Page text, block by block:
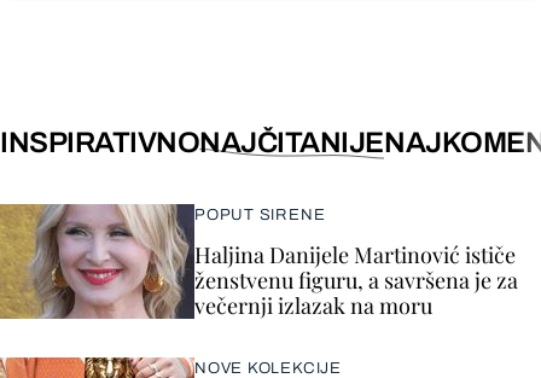
INSPIRATIVNONAJČITANIJE
POPUT SIRENE
Haljina Danijele Martinović ističe
ženstvenu figuru, a savršena je za
večernji izlazak na moru
NOVE KOLEKCIJE